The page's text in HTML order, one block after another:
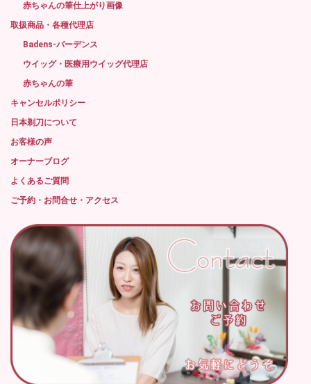
赤ちゃんの筆仕上がり画像
取扱商品・各種代理店
Badens-バーデンス
ウイッグ・医療用ウイッグ代理店
赤ちゃんの筆
キャンセルポリシー
日本剃刀について
お客様の声
オーナーブログ
よくあるご質問
ご予約・お問合せ・アクセス